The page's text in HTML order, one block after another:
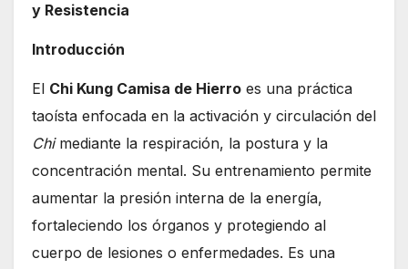
y Resistencia
Introducción
El Chi Kung Camisa de Hierro es una práctica
taoísta enfocada en la activación y circulación del
Chimediante la respiración, la postura y la
concentración mental. Su entrenamiento permite
aumentar la presión interna de la energía,
fortaleciendo los órganos y protegiendo al
cuerpo de lesiones o enfermedades. Es una